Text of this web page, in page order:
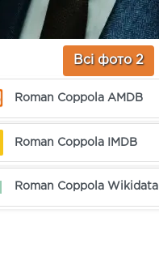
Всі фото 2
Roman Coppola AMDB
Roman Coppola IMDB
Roman Coppola Wikidata